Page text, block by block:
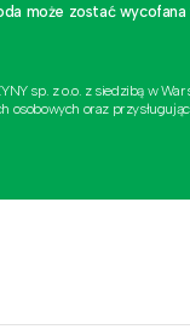
może zostać
sp. z o.o. z siedzibą w
osobowych oraz